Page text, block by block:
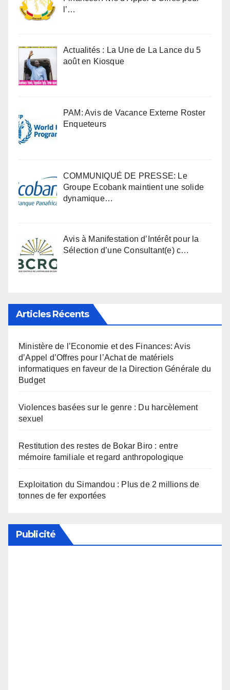
l’…
Actualités : La Une de La Lance du 5
août en Kiosque
PAM: Avis de Vacance Externe Roster
Enqueteurs
COMMUNIQUÉ DE PRESSE: Le
Groupe Ecobank maintient une solide
dynamique…
Avis à Manifestation d’Intérêt pour la
Sélection d’une Consultant(e) c…
Articles Récents
Ministère de l’Economie et des Finances: Avis
d’Appel d’Offres pour l’Achat de matériels
informatiques en faveur de la Direction Générale du
Budget
Violences basées sur le genre : Du harcèlement
sexuel
Restitution des restes de Bokar Biro : entre
mémoire familiale et regard anthropologique
Exploitation du Simandou : Plus de 2 millions de
tonnes de fer exportées
Publicité